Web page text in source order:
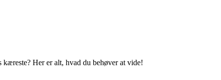
kæreste? Her er alt, hvad du behøver at vide!